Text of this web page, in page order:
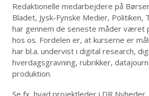
Redaktionelle medarbejdere på
Bladet, Jysk-Fynske Medier, Politiken,
har gennem de seneste måder været
hos os. Fordelen er, at kurserne er
har bl.a. undervist i digital research,
hverdagsgravning, rubrikker,
produktion.
Se fx, hvad projektleder i DR